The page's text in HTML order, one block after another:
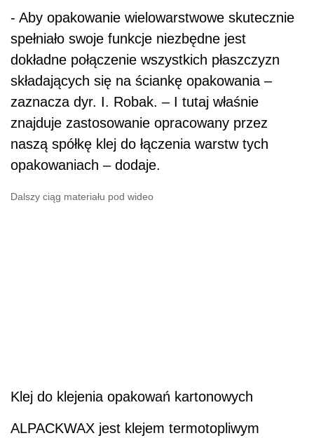
- Aby opakowanie wielowarstwowe skutecznie
spełniało swoje funkcje niezbędne jest
dokładne połączenie wszystkich płaszczyzn
składających się na ściankę opakowania –
zaznacza dyr. I. Robak. – I tutaj właśnie
znajduje zastosowanie opracowany przez
naszą spółkę klej do łączenia warstw tych
opakowaniach – dodaje.
Dalszy ciąg materiału pod wideo
Klej do klejenia opakowań kartonowych
ALPACKWAX jest klejem termotopliwym